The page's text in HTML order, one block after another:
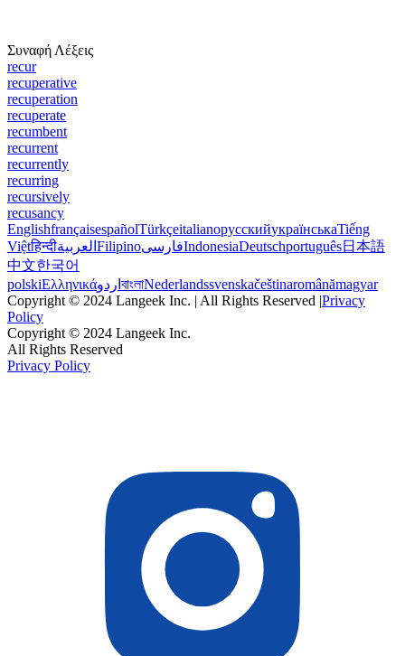
Συναφή Λέξεις
recur
recuperative
recuperation
recuperate
recumbent
recurrent
recurrently
recurring
recursively
recusancy
EnglishfrançaisespañolTürkçeitalianoрусскийукраїнськаTiếng
Việtहिन्दीالعربية FilipinoفارسیIndonesiaDeutschportuguês日本語
中文한국어
polskiΕλληνικάاردو বাংলাNederlandssvenskačeštinaromânămagyar
Copyright © 2024 Langeek Inc. | All Rights Reserved |Privacy
Policy
Copyright © 2024 Langeek Inc.
All Rights Reserved
Privacy Policy